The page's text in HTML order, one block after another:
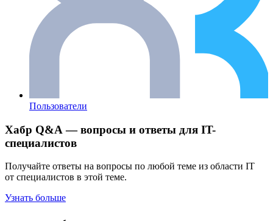
Пользователи
Хабр Q&A — вопросы и ответы для IT-
специалистов
Получайте ответы на вопросы по любой теме из области IT
от специалистов в этой теме.
Узнать больше